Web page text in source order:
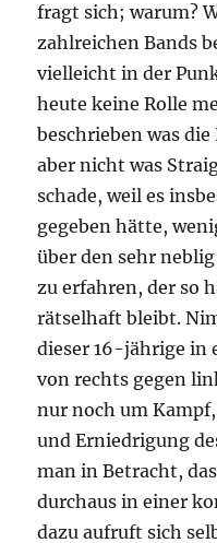
fragt sich; warum?
zahlreichen Bands
vielleicht in der
heute keine Rolle
beschrieben was
aber nicht was
schade, weil es
gegeben hätte,
über den sehr
zu erfahren, der so
rätselhaft bleibt.
dieser 16-jährige in
von rechts gegen
nur noch um
und Erniedrigung
man in Betracht,
durchaus in einer
dazu aufruft sich